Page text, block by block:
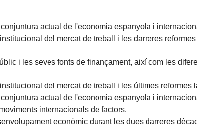
actual de l'economia espanyola i
del mercat de treball i les darreres
i les seves fonts de finançament, així com les
del mercat de treball i les últimes
actual de l'economia espanyola i
internacionals de factors.
econòmic durant les dues darreres